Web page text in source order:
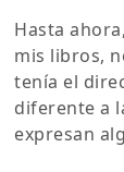
Hasta
mis libros,
tenía el
diferente a
expresan